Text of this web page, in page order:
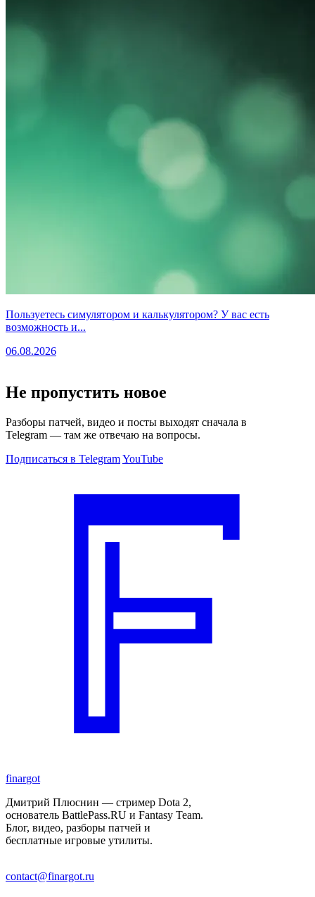
Пользуетесь симулятором и калькулятором? У вас есть
возможность и...
06.08.2026
Не пропустить новое
Разборы патчей, видео и посты выходят сначала в
Telegram — там же отвечаю на вопросы.
Подписаться в TelegramYouTube
finargot
Дмитрий Плюснин — стример Dota 2,
основатель BattlePass.RU и Fantasy Team.
Блог, видео, разборы патчей и
бесплатные игровые утилиты.
contact@finargot.ru